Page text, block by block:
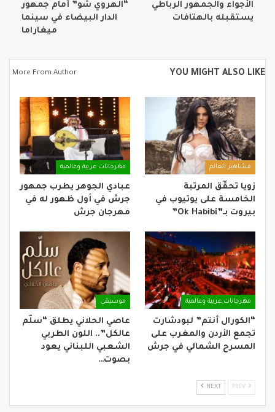
الأجواء والجمهور الرباطي
يستقبله بالهتافات
“الهروي شو” أمام جمهور
الدار البيضاء في سينما
ميغاراما
YOU MIGHT ALSO LIKE
More From Author
مشاهير العالم
زويا تحقّق المرتبة
الخامسة على يوتيوب في
بيروت بـ”Ok Habibi”
مهرجانات عربية وعالمية
عبادي الجوهر يطرب جمهور
جرش في أول ظهور له في
مهرجان جرش
مهرجانات عربية وعالمية
“الكورال أنتم” لبودشارت
تجمع الأردن والمغرب على
المسرح الشمالي في جرش
موسيقى
عاصي الحلاني يطلق “سلّم
عالكل”.. اللون الطربي
الشعبي اللبناني يعود
بصوت…
NEXT